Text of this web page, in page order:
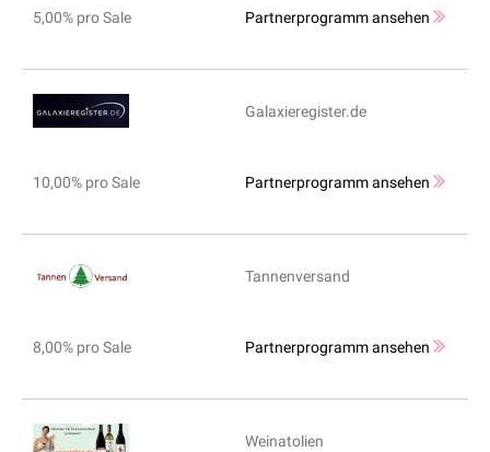
5,00% pro Sale Partnerprogramm ansehen
Galaxieregister.de
10,00% pro Sale Partnerprogramm ansehen
Tannenversand
8,00% pro Sale Partnerprogramm ansehen
Weinatolien